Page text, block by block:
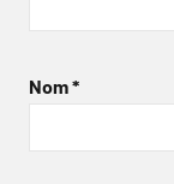
Nom*